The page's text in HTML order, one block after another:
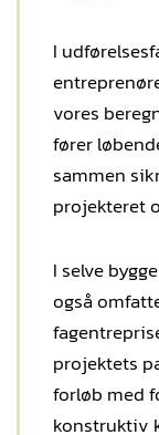
I
vores
fører
sammen
projekteret
I selve
også
projektets
forløb med
konstruktiv